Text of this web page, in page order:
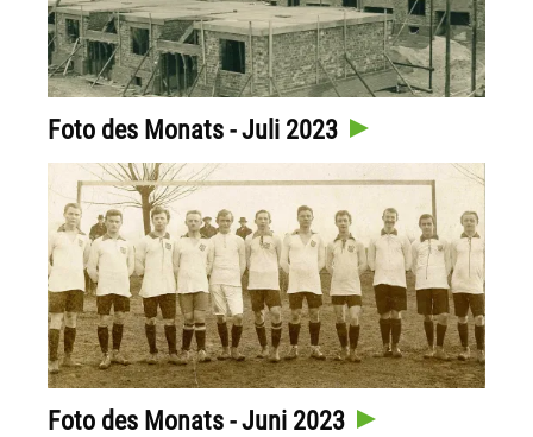
Foto des Monats - Juli 2023
Foto des Monats - Juni 2023